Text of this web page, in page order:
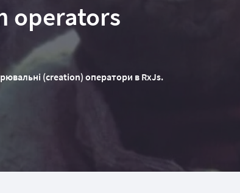
operators
(creation) оператори в RxJs.